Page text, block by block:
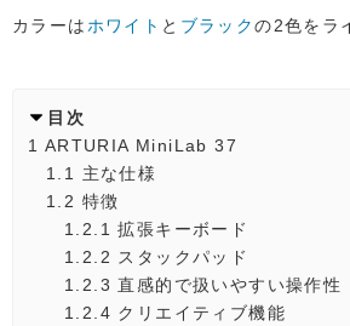
カラーは ホワイト と ブラックの2色をラ
目次
1 ARTURIA MiniLab 37
1.1 主な仕様
1.2 特徴
1.2.1拡張キーボード
1.2.2 スタックパッド
1.2.3直感的で扱いやすい操作性
1.2.4 クリエイティブ機能